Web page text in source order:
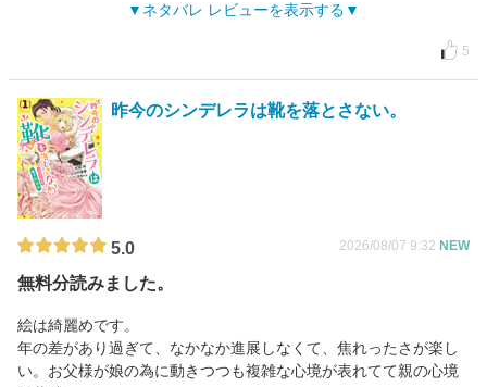
ネタバレ レビューを表示する
5
昨今のシンデレラは靴を落とさない。
5.0 2026/08/07 9:32 NEW
無料分読みました。
絵は綺麗めです。
年の差があり過ぎて、なかなか進展しなくて、焦れったさが楽し
い。お父様が娘の為に動きつつも複雑な心境が表れてて親の心境